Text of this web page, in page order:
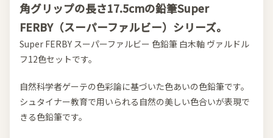
角グリップの長さ17.5cmの鉛筆Super
FERBY（スーパーファルビー）シリーズ。
Super FERBY スーパーファルビー 色鉛筆 白木軸 ヴァルドル
フ12色セットです。
自然科学者ゲーテの色彩論に基づいた色あいの色鉛筆です。
シュタイナー教育で用いられる自然の美しい色合いが表現で
きる色鉛筆です。